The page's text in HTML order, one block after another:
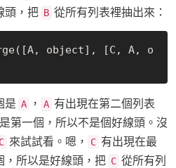
頭，把 B 從所有列表裡抽出來：
object], [C, A, o
是 A ， A 有出現在第二個列表
第一個，所以不是個好線頭。沒
C 來試試看。嗯， C 有出現在最
，所以是好線頭，把 C 從所有列